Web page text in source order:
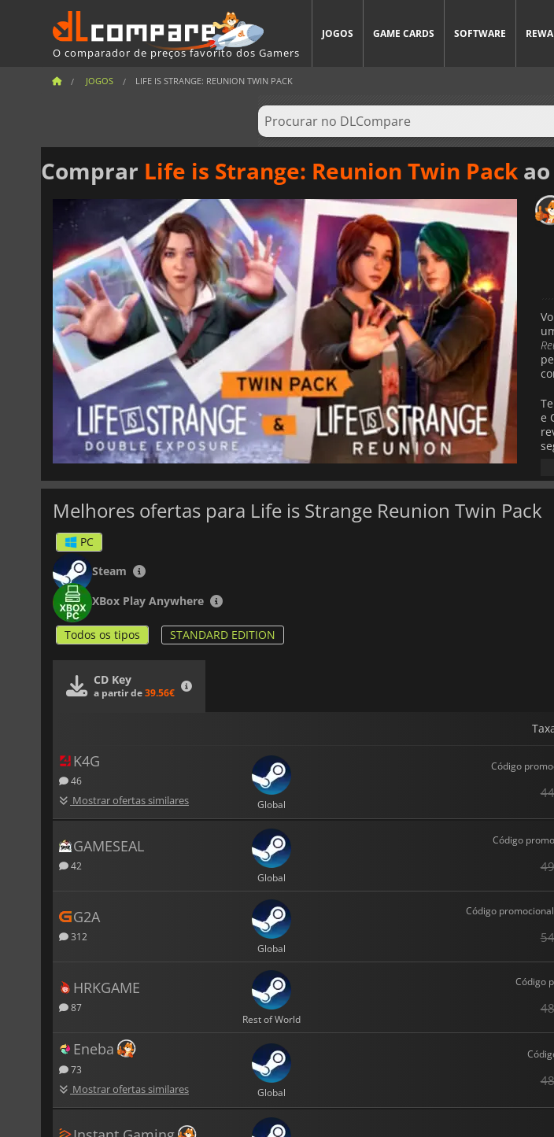
O comparador de preços favorito dos Gamers
JOGOS GAME CARDS SOFTWARE
JOGOS LIFE IS STRANGE: REUNION TWIN PACK
Comprar Life is Strange: Reunion Twin Pack
e
A
Melhores ofertas para Life is Strange Reunion Twin Pack
PC
Steam
XBox Play Anywhere
Todos os tipos STANDARD EDITION
CD Key
a partir de39.56€
K4G
46
Mostrar ofertas similares Global
Código
GAMESEAL
42
Global
Código
G2A
312
Global
Código promocional
HRKGAME
87
Rest of World
Código
Eneba
73
Mostrar ofertas similares Global